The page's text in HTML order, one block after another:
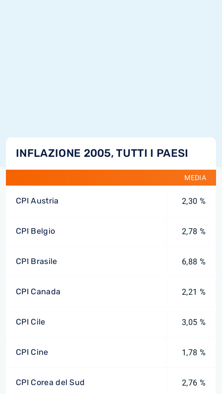
INFLAZIONE 2005, TUTTI I PAESI
MEDIA
CPI Austria 2,30 %
CPI Belgio 2,78 %
CPI Brasile 6,88 %
CPI Canada 2,21 %
CPI Cile 3,05 %
CPI Cine 1,78 %
CPI Corea del Sud 2,76 %